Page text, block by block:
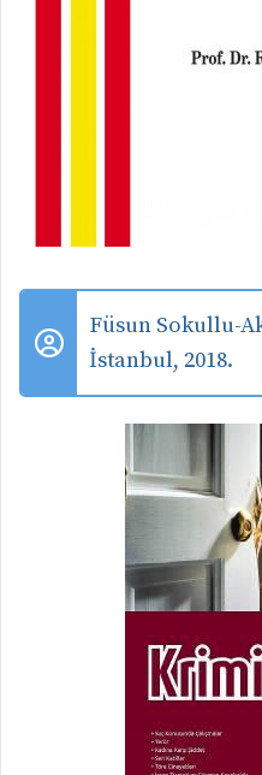
Füsun Sokullu-
İstanbul, 2018.